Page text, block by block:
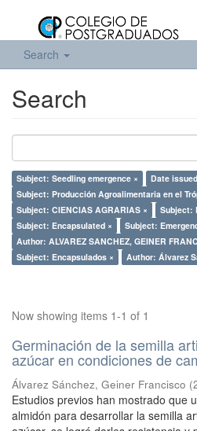
Search
Search
Subject: Seedling emergence ×
Date
Subject: Producción Agroalimentaria en el
Subject: CIENCIAS AGRARIAS ×
Subject:
Subject: Encapsulated ×
Subject:
Author: ALVAREZ SANCHEZ, GEINER
Subject: Encapsulados ×
Author: Álvarez
Now showing items 1-1 of 1
Germinación de la semilla
azúcar en condiciones de
Álvarez Sánchez, Geiner Francisco (
Estudios previos han mostrado que
almidón para desarrollar la semilla